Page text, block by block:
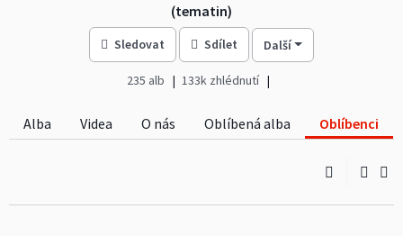
(tematin)
Sledovat Sdílet Další
235 alb 133k zhlédnutí
Alba Videa O nás Oblíbená alba Oblíbenci